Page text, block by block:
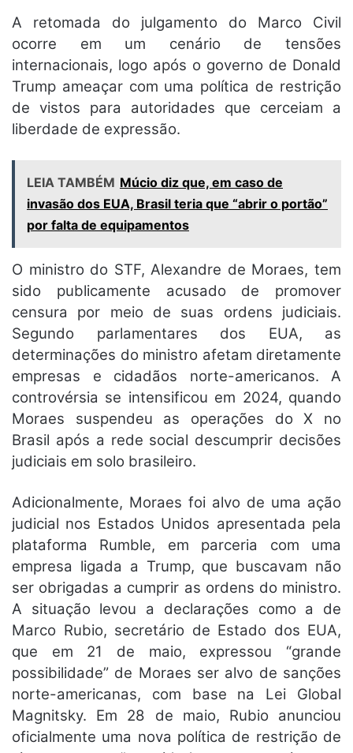
A retomada do julgamento do Marco Civil
ocorre em um cenário de tensões
internacionais, logo após o governo de Donald
Trump ameaçar com uma política de restrição
de vistos para autoridades que cerceiam a
liberdade de expressão.
LEIA TAMBÉM Múcio diz que, em caso de
invasão dos EUA, Brasil teria que “abrir o portão”
por falta de equipamentos
O ministro do STF, Alexandre de Moraes, tem
sido publicamente acusado de promover
censura por meio de suas ordens judiciais.
Segundo parlamentares dos EUA, as
determinações do ministro afetam diretamente
empresas e cidadãos norte-americanos. A
controvérsia se intensificou em 2024, quando
Moraes suspendeu as operações do X no
Brasil após a rede social descumprir decisões
judiciais em solo brasileiro.
Adicionalmente, Moraes foi alvo de uma ação
judicial nos Estados Unidos apresentada pela
plataforma Rumble, em parceria com uma
empresa ligada a Trump, que buscavam não
ser obrigadas a cumprir as ordens do ministro.
A situação levou a declarações como a de
Marco Rubio, secretário de Estado dos EUA,
que em 21 de maio, expressou “grande
possibilidade” de Moraes ser alvo de sanções
norte-americanas, com base na Lei Global
Magnitsky. Em 28 de maio, Rubio anunciou
oficialmente uma nova política de restrição de